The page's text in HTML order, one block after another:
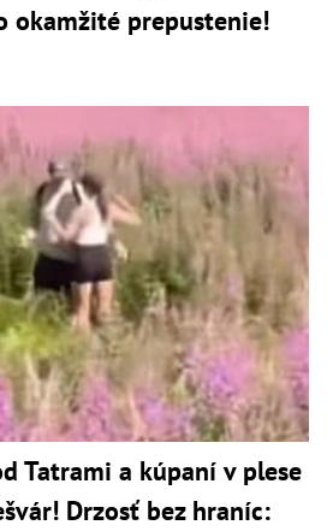
okamžité prepustenie!
Tatrami a kúpaní v plese
Drzosť bez hraníc: